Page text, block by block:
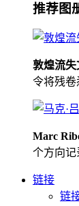
推荐图
敦煌流失
令将残卷
Marc
个方向记
链接
链